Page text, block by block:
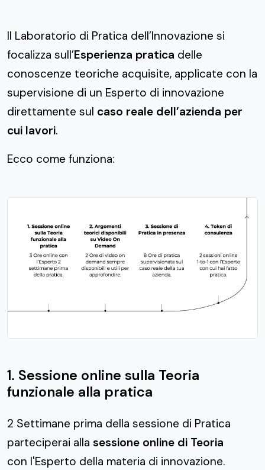
Il Laboratorio di Pratica dell’Innovazione si
focalizza sull’Esperienza pratica delle
conoscenze teoriche acquisite, applicate con la
supervisione di un Esperto di innovazione
direttamente sul caso reale dell’azienda per
cui lavori.
Ecco come funziona:
1. Sessione online sulla Teoria
funzionale alla pratica
2 Settimane prima della sessione di Pratica
parteciperai alla sessione online di Teoria
con l'Esperto della materia di innovazione.